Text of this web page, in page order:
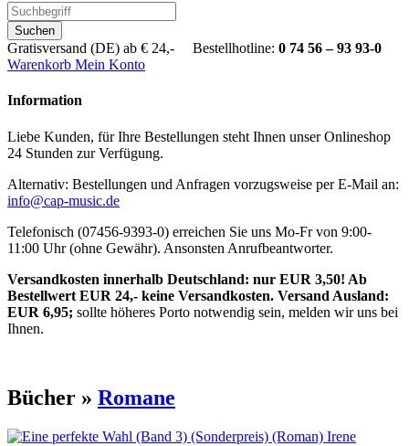
Suchen
Gratisversand (DE) ab € 24,- Bestellhotline: 0 74 56 – 93 93-0
Warenkorb Mein Konto
Information
Liebe Kunden, für Ihre Bestellungen steht Ihnen unser Onlineshop
24 Stunden zur Verfügung.
Alternativ: Bestellungen und Anfragen vorzugsweise per E-Mail an:
info@cap-music.de
Telefonisch (07456-9393-0) erreichen Sie uns Mo-Fr von 9:00-
11:00 Uhr (ohne Gewähr). Ansonsten Anrufbeantworter.
Versandkosten innerhalb Deutschland: nur EUR 3,50! Ab
Bestellwert EUR 24,- keine Versandkosten. Versand Ausland:
EUR 6,95; sollte höheres Porto notwendig sein, melden wir uns bei
Ihnen.
Bücher » Romane